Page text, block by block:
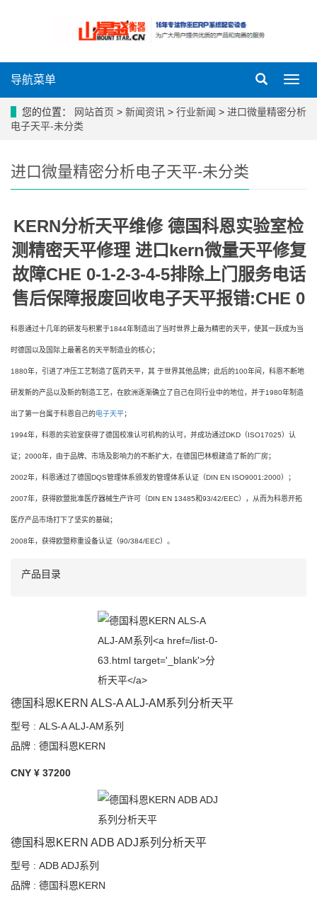
导
菜
导航菜单
您的位置： 网站首页 > 新闻资讯 > 行业新闻 > 进口微量精密分析
电子天平-未分类
进口微量精密分析电子天平-未分类
KERN分析天平维修 德国科恩实验室检
测精密天平修理 进口kern微量天平修复
故障CHE 0-1-2-3-4-5排除上门服务电话
售后保障报废回收电子天平报错:CHE 0
科恩通过十几年的研发与积累于1844年制造出了当时世界上最为精密的天平，使其一跃成为当
时德国以及国际上最著名的天平制造业的核心；
1880年，引进了冲压工艺制造了医药天平，其 于世界其他品牌；此后的100年间，科恩不断地
研发新的产品以及新的制造工艺，在欧洲逐渐确立了自己在同行业中的地位，并于1980年制造
出了第一台属于科恩自己的电子天平；
1994年，科恩的实验室获得了德国校准认可机构的认可，并成功通过DKD（ISO17025）认
证；2000年，由于品牌、市场及影响力的不断扩大，在德国巴林根建造了新的厂房；
2002年，科恩通过了德国DQS管理体系颁发的管理体系认证（DIN EN ISO9001:2000）；
2007年，获得欧盟批准医疗器械生产许可（DIN EN 13485和93/42/EEC），从而为科恩开拓
医疗产品市场打下了坚实的基础；
2008年，获得欧盟称重设备认证（90/384/EEC）。
产品目录
德国科恩KERN ALS-A ALJ-AM系列分析天平
型号 : ALS-A ALJ-AM系列
品牌 : 德国科恩KERN
CNY ¥ 37200
德国科恩KERN ADB ADJ系列分析天平
型号 : ADB ADJ系列
品牌 : 德国科恩KERN